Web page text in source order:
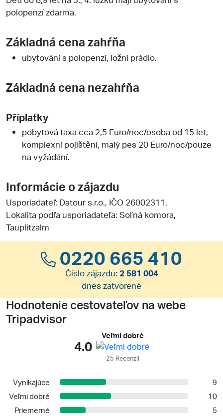
polopenzí zdarma.
Základná cena zahŕňa
ubytování s polopenzí, ložní prádlo.
Základná cena nezahŕňa
Příplatky
pobytová taxa cca 2,5 Euro/noc/osoba od 15 let,
komplexní pojištění, malý pes 20 Euro/noc/pouze
na vyžádání.
Informácie o zájazdu
Usporiadateľ: Datour s.r.o., IČO 26002311.
Lokalita podľa usporiadateľa: Soľná komora,
Tauplitzalm
0220 665 410
Číslo zájazdu: 2 581 004
dnes zatvorené
Hodnotenie cestovateľov na webe
Tripadvisor
4.0
Veľmi dobré
25 Recenzií
Vynikajúce
9
Veľmi dobré
10
Priemerné
5